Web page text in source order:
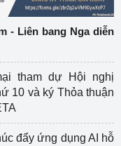
- Liên bang Nga diễn
tham dự Hội nghị
10 và ký Thỏa thuận
đẩy ứng dụng AI hỗ